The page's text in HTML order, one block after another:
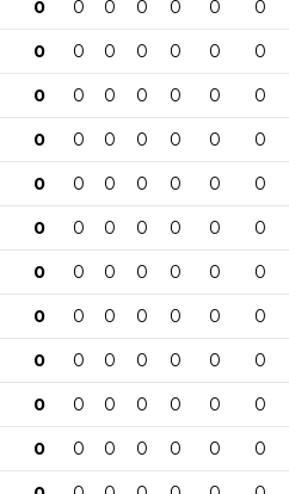
0 0 0 0 0 0 0
0 0 0 0 0 0 0
0 0 0 0 0 0 0
0 0 0 0 0 0 0
0 0 0 0 0 0 0
0 0 0 0 0 0 0
0 0 0 0 0 0 0
0 0 0 0 0 0 0
0 0 0 0 0 0 0
0 0 0 0 0 0 0
0 0 0 0 0 0 0